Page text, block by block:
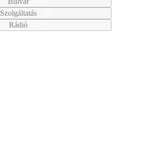
Szolgáltatás
Rádió